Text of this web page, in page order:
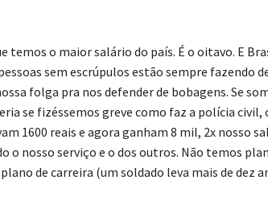
temos o maior salário do país. É o oitavo. E
sem escrúpulos estão sempre fazendo
folga pra nos defender de bobagens. Se
se fizéssemos greve como faz a polícia
1600 reais e agora ganham 8 mil, 2x nosso
o nosso serviço e o dos outros. Não temos
de carreira (um soldado leva mais de dez